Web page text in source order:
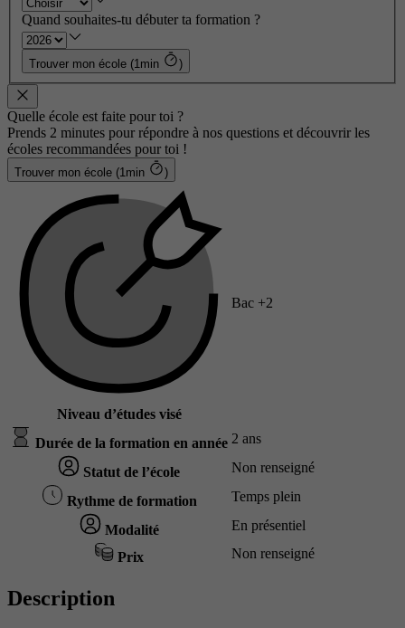
Quand souhaites-tu débuter ta formation ?
Trouver mon école (1min )
Quelle école est faite pour toi ?
Prends 2 minutes pour répondre à nos questions et découvrir les
écoles recommandées pour toi !
Trouver mon école (1min )
Niveau d’études visé
Bac +2
Durée de la formation en année 2 ans
Statut de l’école Non renseigné
Rythme de formation Temps plein
Modalité En présentiel
Prix Non renseigné
Description